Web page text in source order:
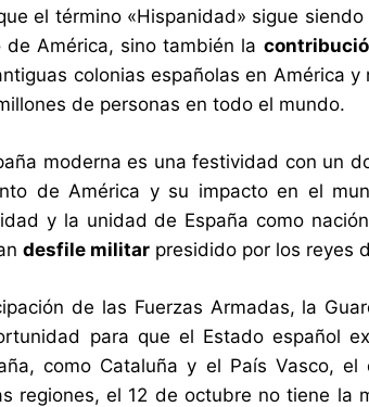
el término «Hispanidad» sigue
América, sino también la
colonias españolas en América
de personas en todo el mundo.
moderna es una festividad con un
de América y su impacto en el
y la unidad de España como
desfile militar presidido por los reyes
de las Fuerzas Armadas, la
para que el Estado español
como Cataluña y el País Vasco,
regiones, el 12 de octubre no tiene la